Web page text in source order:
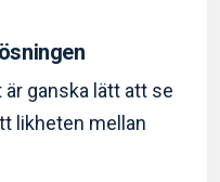
ganska lätt att se
likheten mellan